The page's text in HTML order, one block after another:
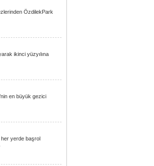
ÖzdilekPark
ikinci yüzyılına
en büyük gezici
her yerde başrol